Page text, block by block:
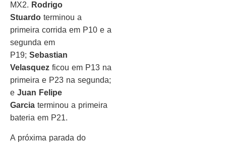
MX2. Rodrigo
Stuardo terminou a
primeira corrida em P10 e a
segunda em
P19; Sebastian
Velasquez ficou em P13 na
primeira e P23 na segunda;
e Juan Felipe
Garcia terminou a primeira
bateria em P21.
A próxima parada do